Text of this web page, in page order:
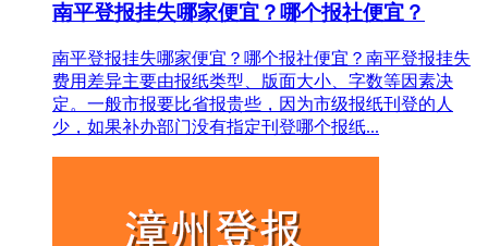
南平登报挂失哪家便宜？哪个报社便宜？
南平登报挂失哪家便宜？哪个报社便宜？南平登报挂失
费用差异主要由报纸类型、版面大小、字数等因素决
定。一般市报要比省报贵些，因为市级报纸刊登的人
少，如果补办部门没有指定刊登哪个报纸...